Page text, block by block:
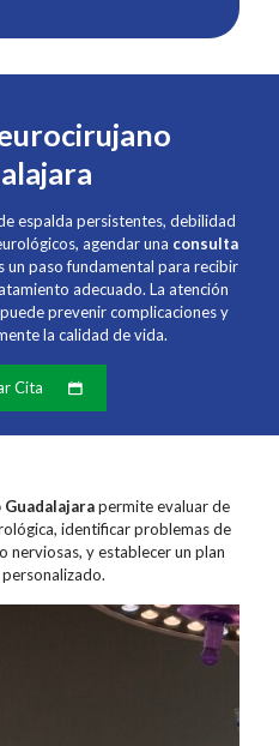
espalda persistentes, debilidad
agendar una consulta
un paso fundamental para recibir
adecuado. La atención
prevenir complicaciones y
la calidad de vida.
Cita
permite evaluar de
identificar problemas de
nerviosas, y establecer un plan